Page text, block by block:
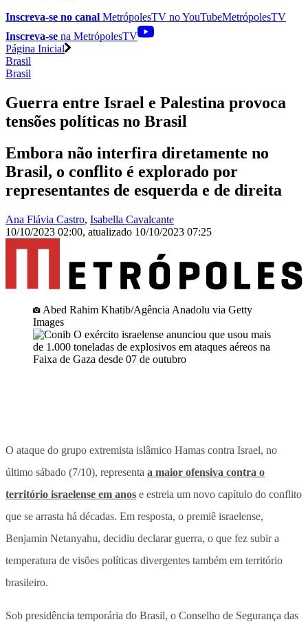
Inscreva-se no canal MetrópolesTV noYouTubeMetrópolesTV
Inscreva-se na MetrópolesTV
Página Inicial
Brasil
Brasil
Guerra entre Israel e Palestina provoca
tensões políticas no Brasil
Embora não interfira diretamente no
Brasil, o conflito é explorado por
representantes de esquerda e de direita
Ana Flávia Castro, Isabella Cavalcante
10/10/2023 02:00, atualizado 10/10/2023 07:25
Abed Rahim Khatib/Agência Anadolu via Getty
Images
O ataque do grupo extremista islâmico Hamas contra Israel, no
último sábado (7/10), representa a maior ofensiva contra o
território israelense em anos e estreia um novo capítulo do conflito
que se arrasta há décadas. Em resposta, o premiê israelense,
Benjamin Netanyahu, decidiu declarar guerra, o que fez subir a
temperatura de visões políticas divergentes também em território
brasileiro.
Sob presidência temporária do Brasil, o Conselho de Segurança das